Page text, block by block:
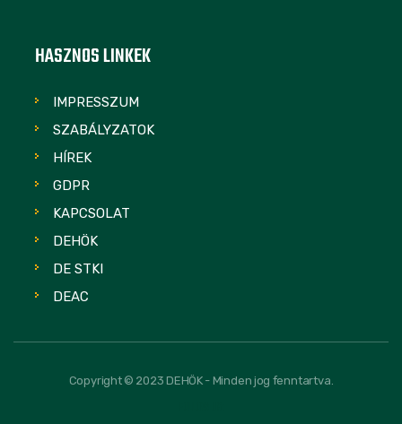
HASZNOS LINKEK
IMPRESSZUM
SZABÁLYZATOK
HÍREK
GDPR
KAPCSOLAT
DEHÖK
DE STKI
DEAC
Copyright © 2023 DEHÖK - Minden jog fenntartva.